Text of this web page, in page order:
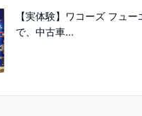
【実体験】ワコーズ フュ
で、中古車...